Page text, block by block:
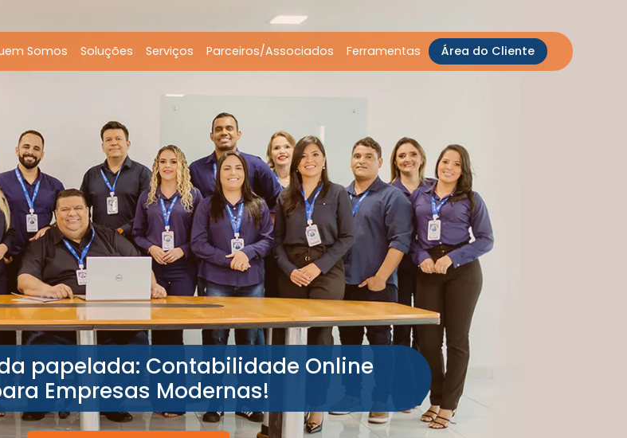
Somos Soluções Serviços Parceiros/Associados Ferramentas Área do Cliente
papelada: Contabilidade Online
Empresas Modernas!